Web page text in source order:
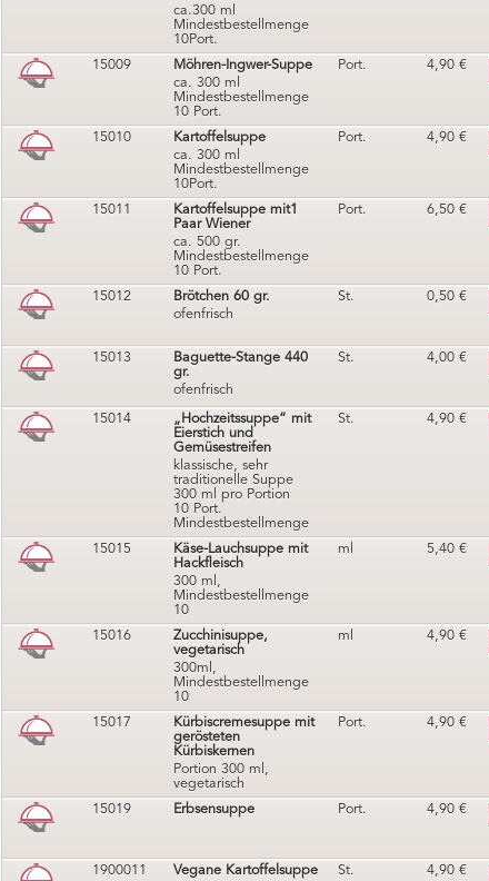
ca.300 ml
Mindestbestellmenge
10Port.
15009
Möhren-Ingwer-Suppe
ca. 300 ml
Mindestbestellmenge
10 Port.
Port. 4,90 €
15010
Kartoffelsuppe
ca. 300 ml
Mindestbestellmenge
10Port.
Port. 4,90 €
15011
Kartoffelsuppe mit1
Paar Wiener
ca. 500 gr.
Mindestbestellmenge
10 Port.
Port. 6,50 €
15012
Brötchen 60 gr.
ofenfrisch
St. 0,50 €
15013
Baguette-Stange 440
gr.
ofenfrisch
St. 4,00 €
15014
„Hochzeitssuppe“ mit
Eierstich und
Gemüsestreifen
klassische, sehr
traditionelle Suppe
300 ml pro Portion
10 Port.
Mindestbestellmenge
St. 4,90 €
15015
Käse-Lauchsuppe mit
Hackfleisch
300 ml,
Mindestbestellmenge
10
ml 5,40 €
15016
Zucchinisuppe,
vegetarisch
300ml,
Mindestbestellmenge
10
ml 4,90 €
15017
Kürbiscremesuppe mit
gerösteten
Kürbiskernen
Portion 300 ml,
vegetarisch
Port. 4,90 €
15019 Erbsensuppe Port. 4,90 €
1900011 Vegane Kartoffelsuppe St. 4,90 €